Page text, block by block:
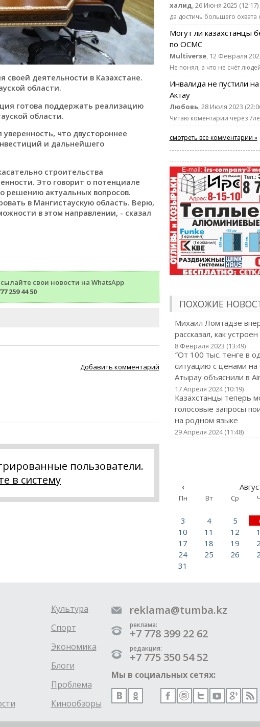
своей деятельности в Казахстане.
области.
готова поддержать реализацию
области.
что двустороннее
и дальнейшего
строительства
Это говорит о потенциале
решению актуальных вопросов.
в Мангистаускую область. Верю,
в этом направлении, - сказал
свои новости на WhatsApp
259 44 50
Добавить комментарий
пользователи.
в систему
халид, 26 Июня 2025 (12:17)
да достичь большего
Могут ли казахстанцы
по ОСМС
Multiverse, 12 Февраля
Не понял, а что не счёт
Инвалида не пустили
Актау
Любовь, 28 Июля 2023
Читаю коментарии через
смотреть все комментарии »
ПОХОЖИЕ
Михаил Ломтадзе
рассказал, как
8 Февраля 2023 (13:49)
″От 100 тыс. тенге в
ситуацию с ценами на
Атырау объяснили в
17 Апреля 2024 (10:19)
Казахстанцы теперь
голосовые запросы
на родном языке
29 Апреля 2024 (11:48)
‹
Пн Вт Ср
3
4 5
10
11 12
17
18 19
24
25 26
31
Культура
Спорт
Экономика
Блоги
Проблема
Кинообзоры
reklama@tumba.kz
реклама:
+7 778 399 22 62
редакция:
+7 775 350 54 52
Мы в социальных сетях: